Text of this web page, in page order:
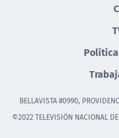
BELLAVISTA #0990,
©2022 TELEVISIÓN NACIONAL DE